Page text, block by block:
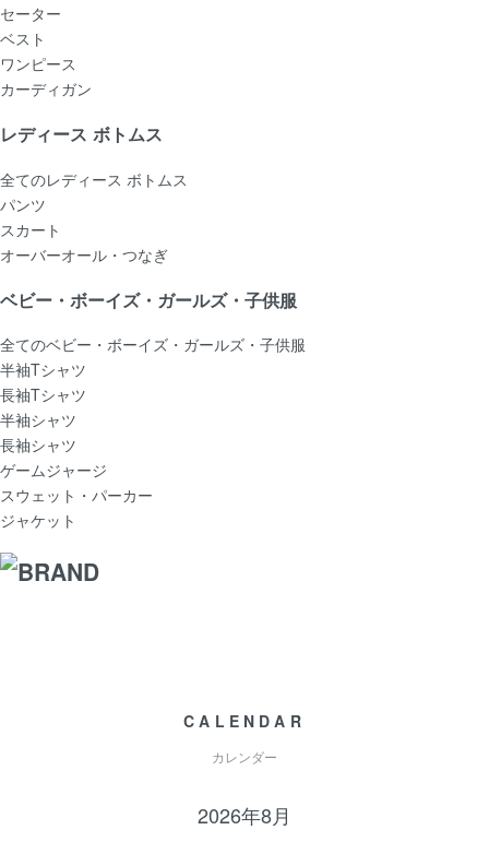
セーター
ベスト
ワンピース
カーディガン
レディース ボトムス
全てのレディース ボトムス
パンツ
スカート
オーバーオール・つなぎ
ベビー・ボーイズ・ガールズ・子供服
全てのベビー・ボーイズ・ガールズ・子供服
半袖Tシャツ
長袖Tシャツ
半袖シャツ
長袖シャツ
ゲームジャージ
スウェット・パーカー
ジャケット
CALENDAR
カレンダー
2026年8月